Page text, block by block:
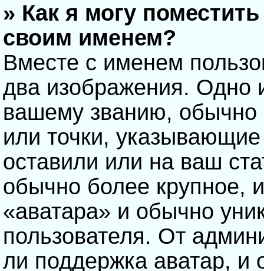
» Как я могу
своим именем?
Вместе с именем
два изображения. Одно
вашему званию, обычно
или точки,
оставили или на ваш
обычно более крупное,
«аватара» и обычно
пользователя. От
ли поддержка аватар, и